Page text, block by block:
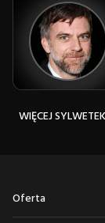
WIĘCEJ
Oferta